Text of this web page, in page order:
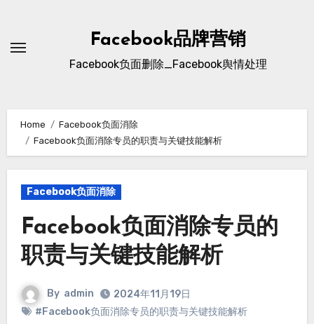
content
Facebook品牌营销
Facebook负面删除_Facebook舆情处理
Home
Facebook负面消除
Facebook负面消除专员的职责与关键技能解析
Facebook负面消除
Facebook负面消除专员的
职责与关键技能解析
By admin
2024年11月19日
#Facebook负面消除专员的职责与关键技能解析